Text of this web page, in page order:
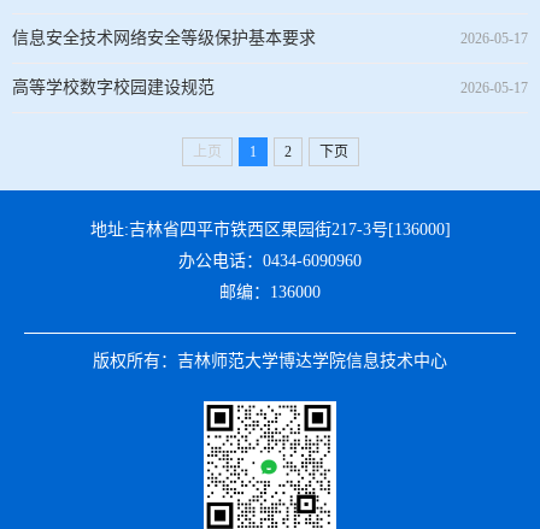
信息安全技术网络安全等级保护基本要求 2026-05-17
高等学校数字校园建设规范 2026-05-17
上页 1 2 下页
地址:吉林省四平市铁西区果园街217-3号[136000]
办公电话：0434-6090960
邮编：136000
版权所有：吉林师范大学博达学院信息技术中心